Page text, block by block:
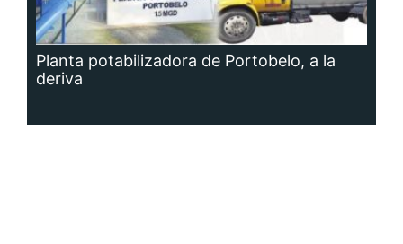
Planta potabilizadora de Portobelo, a la
deriva